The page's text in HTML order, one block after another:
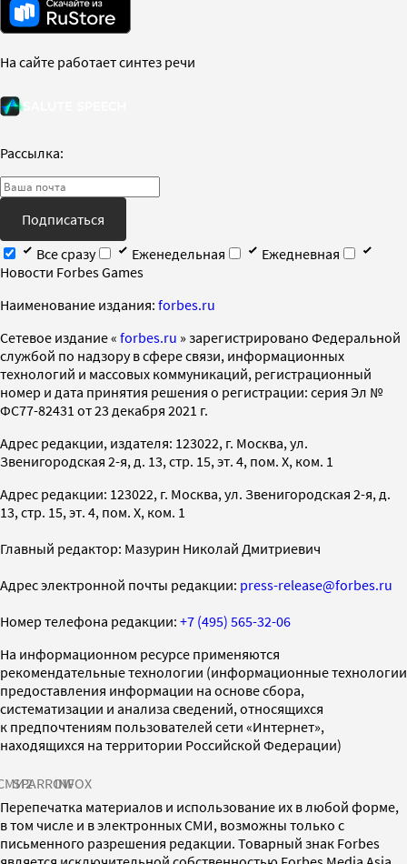
На сайте работает синтез речи
Рассылка:
Подписаться
Все сразу
Еженедельная
Ежедневная
Новости Forbes Games
Наименование издания: forbes.ru
Cетевое издание « forbes.ru » зарегистрировано Федеральной
службой по надзору в сфере связи, информационных
технологий и массовых коммуникаций, регистрационный
номер и дата принятия решения о регистрации: серия Эл №
ФС77-82431 от 23 декабря 2021 г.
Адрес редакции, издателя: 123022, г. Москва, ул.
Звенигородская 2-я, д. 13, стр. 15, эт. 4, пом. X, ком. 1
Адрес редакции: 123022, г. Москва, ул. Звенигородская 2-я, д.
13, стр. 15, эт. 4, пом. X, ком. 1
Главный редактор: Мазурин Николай Дмитриевич
Адрес электронной почты редакции: press-release@forbes.ru
Номер телефона редакции: +7 (495) 565-32-06
На информационном ресурсе применяются
рекомендательные технологии (информационные технологии
предоставления информации на основе сбора,
систематизации и анализа сведений, относящихся
к предпочтениям пользователей сети «Интернет»,
находящихся на территории Российской Федерации)
SPARROWINFOX
Перепечатка материалов и использование их в любой форме,
в том числе и в электронных СМИ, возможны только с
письменного разрешения редакции. Товарный знак Forbes